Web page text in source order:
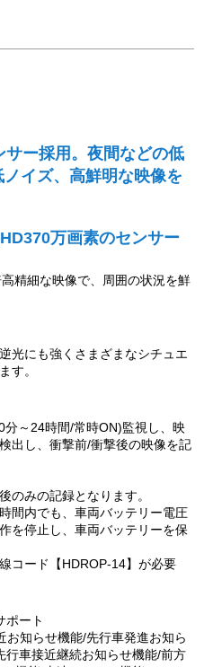
ー採用。夜間などの低
イズ、高鮮明な映像を
万画素のセンサー
精細な映像で、周囲の状況を鮮
光にも強くさまざまなシチュエ
す。
分～24時間/常時ON)監視し、映
出し、衝撃前/衝撃後の映像を記
のみの記録となります。
間内でも、車両バッテリー電圧
を停止し、車両バッテリーを保
コード【HDROP-14】が必要
ポート
知らせ機能/先行車発進お知ら
車接近継続お知らせ機能/前方